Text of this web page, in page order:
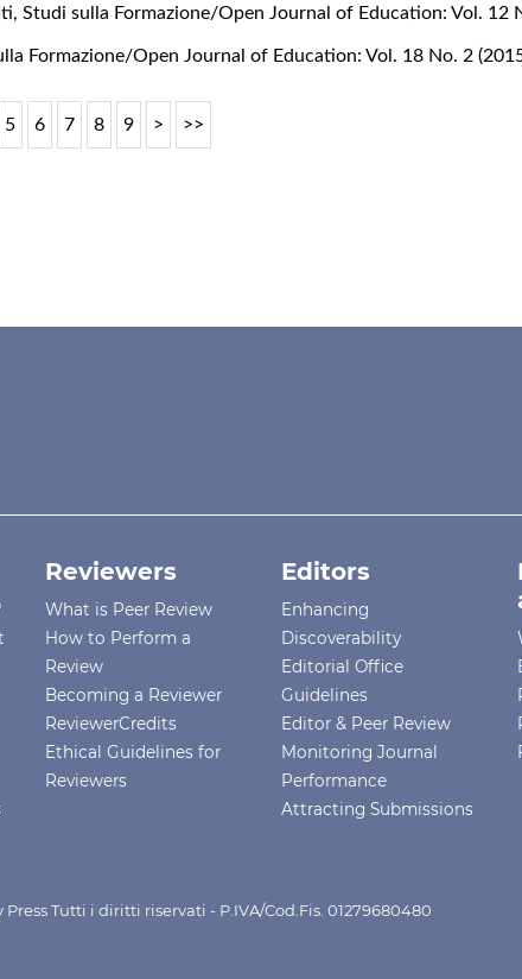
,Studi sulla Formazione/Open Journal of Education: Vol. 12
Formazione/Open Journal of Education: Vol. 18 No. 2
5 6 7 8 9 > >>
Reviewers
What is Peer Review
How to Perform a
Review
Becoming a Reviewer
ReviewerCredits
Ethical Guidelines for
Reviewers
Editors
Enhancing
Discoverability
Editorial Office
Guidelines
Editor & Peer Review
Monitoring Journal
Performance
Attracting Submissions
Tutti i diritti riservati - P.IVA/Cod.Fis. 01279680480